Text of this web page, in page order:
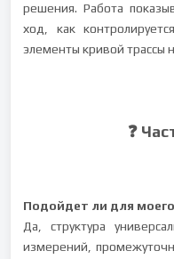
решения. Работа
ход, как
элементы кривой трассы
❓
Подойдет ли для
Да, структура
измерений,